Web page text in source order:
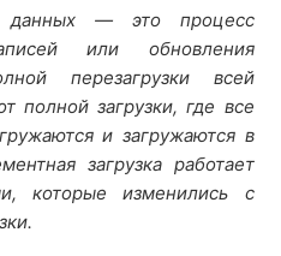
данных — это процесс
или обновления
перезагрузки всей
полной загрузки, где все
и загружаются в
загрузка работает
которые изменились с